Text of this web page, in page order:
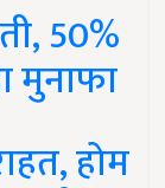
50%
मुनाफा
होम